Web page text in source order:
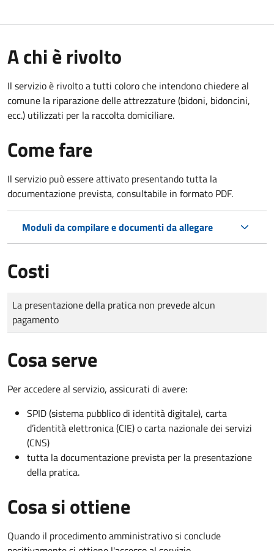
A chi è rivolto
Il servizio è rivolto a tutti coloro che intendono chiedere al
comune la riparazione delle attrezzature (bidoni, bidoncini,
ecc.) utilizzati per la raccolta domiciliare.
Come fare
Il servizio può essere attivato presentando tutta la
documentazione prevista, consultabile in formato PDF.
Moduli da compilare e documenti da allegare
Costi
Tipo di pagamento
Importo
La presentazione della pratica non prevede alcun
pagamento
Cosa serve
Per accedere al servizio, assicurati di avere:
SPID (sistema pubblico di identità digitale), carta
d’identità elettronica (CIE) o carta nazionale dei servizi
(CNS)
tutta la documentazione prevista per la presentazione
della pratica.
Cosa si ottiene
Quando il procedimento amministrativo si conclude